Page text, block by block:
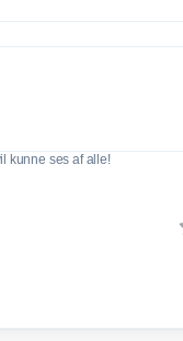
kunne ses af alle!